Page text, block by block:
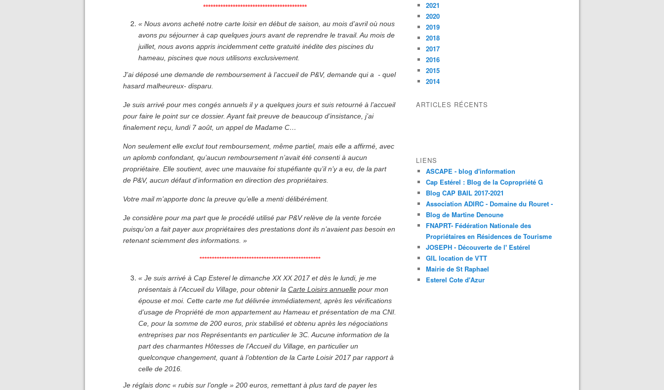
******************************************
« Nous avons acheté notre carte loisir en début de saison, au mois d’avril où nous
avons pu séjourner à cap quelques jours avant de reprendre le travail. Au mois de
juillet, nous avons appris incidemment cette gratuité inédite des piscines du
hameau, piscines que nous utilisons exclusivement.
J’ai déposé une demande de remboursement à l’accueil de P&V, demande qui a - quel
hasard malheureux- disparu.
Je suis arrivé pour mes congés annuels il y a quelques jours et suis retourné à l’accueil
pour faire le point sur ce dossier. Ayant fait preuve de beaucoup d’insistance, j’ai
finalement reçu, lundi 7 août, un appel de Madame C…
Non seulement elle exclut tout remboursement, même partiel, mais elle a affirmé, avec
un aplomb confondant, qu’aucun remboursement n’avait été consenti à aucun
propriétaire. Elle soutient, avec une mauvaise foi stupéfiante qu’il n’y a eu, de la part
de P&V, aucun défaut d’information en direction des propriétaires.
Votre mail m’apporte donc la preuve qu’elle a menti délibérément.
Je considère pour ma part que le procédé utilisé par P&V relève de la vente forcée
puisqu’on a fait payer aux propriétaires des prestations dont ils n’avaient pas besoin en
retenant sciemment des informations. »
*************************************************
« Je suis arrivé à Cap Esterel le dimanche XX XX 2017 et dès le lundi, je me
présentais à l’Accueil du Village, pour obtenir la Carte Loisirs annuelle pour mon
épouse et moi. Cette carte me fut délivrée immédiatement, après les vérifications
d’usage de Propriété de mon appartement au Hameau et présentation de ma CNI.
Ce, pour la somme de 200 euros, prix stabilisé et obtenu après les négociations
entreprises par nos Représentants en particulier le 3C. Aucune information de la
part des charmantes Hôtesses de l’Accueil du Village, en particulier un
quelconque changement, quant à l’obtention de la Carte Loisir 2017 par rapport à
celle de 2016.
Je réglais donc « rubis sur l’ongle » 200 euros, remettant à plus tard de payer les
2021
2020
2019
2018
2017
2016
2015
2014
ARTICLES RÉCENTS
LIENS
ASCAPE - blog d'information
Cap Estérel : Blog de la Copropriété G
Blog CAP BAIL 2017-2021
Association ADIRC - Domaine du Rouret -
Blog de Martine Denoune
FNAPRT- Fédération Nationale des
Propriétaires en Résidences de Tourisme
JOSEPH - Découverte de l' Estérel
GIL location de VTT
Mairie de St Raphael
Esterel Cote d'Azur